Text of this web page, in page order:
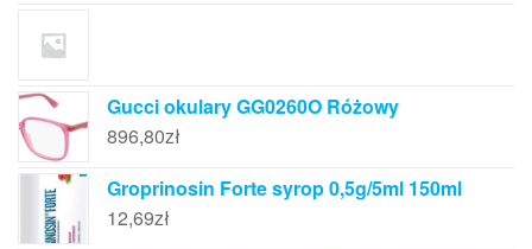
Gucci okulary GG0260O Różowy
896,80zł
Groprinosin Forte syrop 0,5g/5ml 150ml
12,69zł